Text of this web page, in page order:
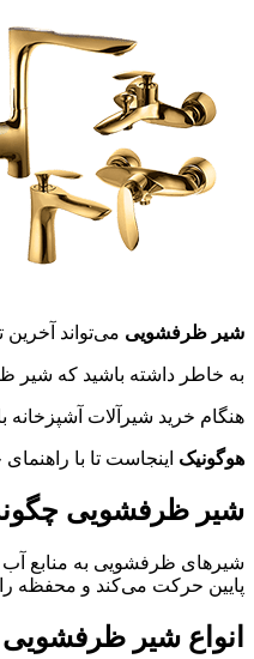
شیر ظرفشویی می‌تواند آخرین
به خاطر داشته باشید که شیر
هنگام خرید شیرآلات آشپزخانه
هوگونیک اینجاست تا با
شیر ظرفشویی
شیرهای ظرفشویی به منابع
پایین حرکت می‌کند و محفظه
انواع شیر ظرفشویی